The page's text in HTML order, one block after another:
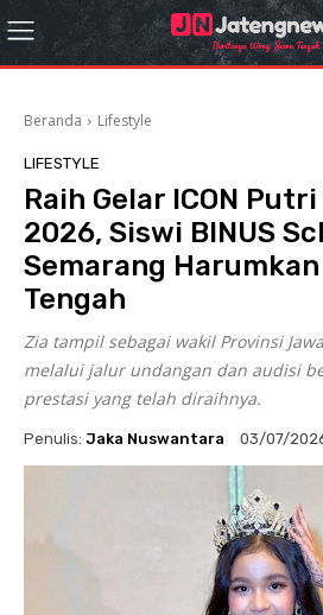
Beranda Lifestyle
LIFESTYLE
Raih Gelar ICON
2026, Siswi BINUS
Semarang
Tengah
Zia tampil sebagai wakil Provinsi
melalui jalur undangan dan audisi
prestasi yang telah diraihnya.
Penulis: Jaka Nuswantara 03/07/